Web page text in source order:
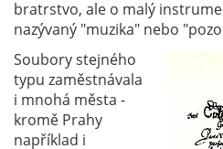
bratrstvo, ale o malý
nazývaný "muzika" nebo
Soubory stejného
typu zaměstnávala
i mnohá města -
kromě Prahy
například i